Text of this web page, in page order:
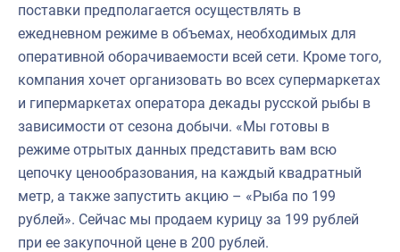
поставки предполагается осуществлять в
ежедневном режиме в объемах, необходимых для
оперативной оборачиваемости всей сети. Кроме того,
компания хочет организовать во всех супермаркетах
и гипермаркетах оператора декады русской рыбы в
зависимости от сезона добычи. «Мы готовы в
режиме отрытых данных представить вам всю
цепочку ценообразования, на каждый квадратный
метр, а также запустить акцию – «Рыба по 199
рублей». Сейчас мы продаем курицу за 199 рублей
при ее закупочной цене в 200 рублей.